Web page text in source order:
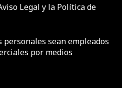
Legal y la Política de
personales sean empleados
por medios